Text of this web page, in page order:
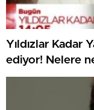
Yıldızlar Kadar
ediyor! Nelere